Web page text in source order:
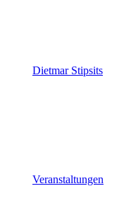
Dietmar Stipsits
Veranstaltungen